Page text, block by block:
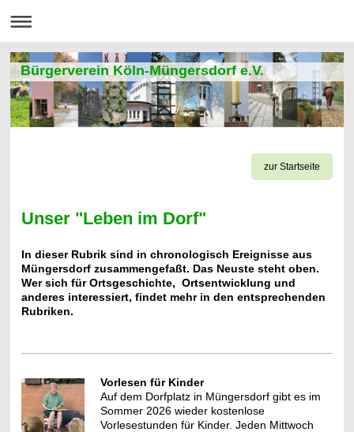
Bürgerverein Köln-Müngersdorf e.V.
zur Startseite
Unser "Leben im Dorf"
In dieser Rubrik sind in chronologisch Ereignisse aus
Müngersdorf zusammengefaßt. Das Neuste steht oben.
Wer sich für Ortsgeschichte, Ortsentwicklung und
anderes interessiert, findet mehr in den entsprechenden
Rubriken.
Vorlesen für Kinder
Auf dem Dorfplatz in Müngersdorf gibt es im
Sommer 2026 wieder kostenlose
Vorlesestunden für Kinder. Jeden Mittwoch